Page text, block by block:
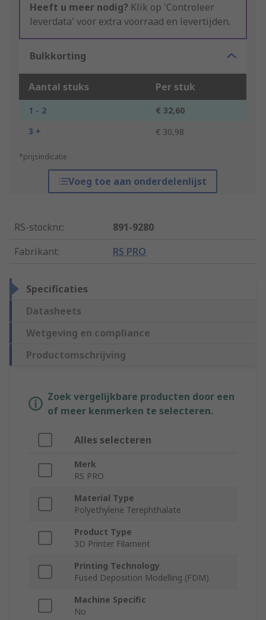
Heeft u meer nodig? Klik op 'Controleer
leverdata' voor extra voorraad en levertijden.
Bulkkorting
Aantal stuks Per stuk
1 - 2
€ 32,60
3 +
€ 30,98
*prijsindicatie
Voeg toe aan onderdelenlijst
RS-stocknr.:
891-9280
Fabrikant: RS PRO
Specificaties
Datasheets
Wetgeving en compliance
Productomschrijving
Zoek vergelijkbare producten door een
of meer kenmerken te selecteren.
Alles selecteren
Merk
RS PRO
Material Type
Polyethylene Terephthalate
Product Type
3D Printer Filament
Printing Technology
Fused Deposition Modelling (FDM)
Machine Specific
No